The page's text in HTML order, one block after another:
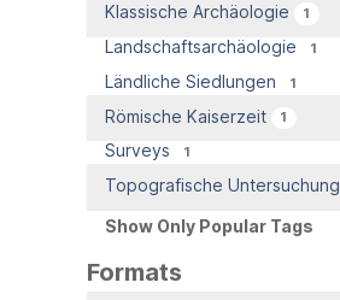
Klassische Archäologie 1
Landschaftsarchäologie 1
Ländliche Siedlungen 1
Römische Kaiserzeit 1
Surveys 1
Topografische Untersuchung
Show Only Popular Tags
Formats